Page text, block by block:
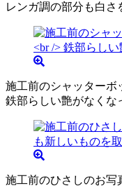
レンガ調の部分も白さ
施工前のシャッターボ
鉄部らしい艶がなくな
施工前のひさしのお写